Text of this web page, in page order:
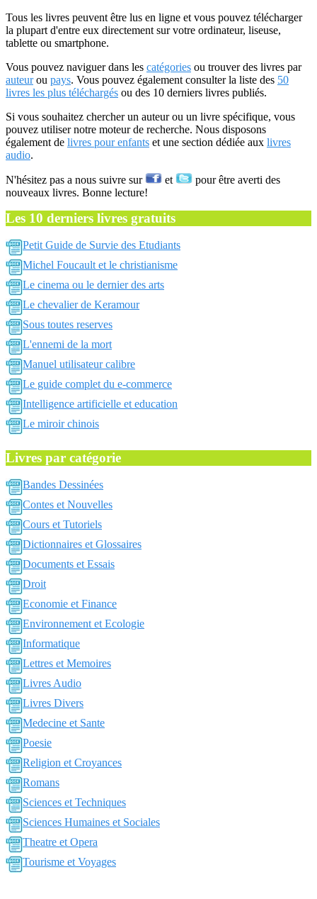
Tous les livres peuvent être lus en ligne et vous pouvez télécharger
la plupart d'entre eux directement sur votre ordinateur, liseuse,
tablette ou smartphone.
Vous pouvez naviguer dans les catégories ou trouver des livres par
auteurou pays. Vous pouvez également consulter la liste des 50
livres les plus téléchargés ou des 10 derniers livres publiés.
Si vous souhaitez chercher un auteur ou un livre spécifique, vous
pouvez utiliser notre moteur de recherche. Nous disposons
également de livres pour enfants et une section dédiée aux livres
audio.
N'hésitez pas a nous suivre sur et
pour être averti des
nouveaux livres. Bonne lecture!
Les 10 derniers livres gratuits
Petit Guide de Survie des Etudiants
Michel Foucault et le christianisme
Le cinema ou le dernier des arts
Le chevalier de Keramour
Sous toutes reserves
L'ennemi de la mort
Manuel utilisateur calibre
Le guide complet du e-commerce
Intelligence artificielle et education
Le miroir chinois
Livres par catégorie
Bandes Dessinées
Contes et Nouvelles
Cours et Tutoriels
Dictionnaires et Glossaires
Documents et Essais
Droit
Economie et Finance
Environnement et Ecologie
Informatique
Lettres et Memoires
Livres Audio
Livres Divers
Medecine et Sante
Poesie
Religion et Croyances
Romans
Sciences et Techniques
Sciences Humaines et Sociales
Theatre et Opera
Tourisme et Voyages